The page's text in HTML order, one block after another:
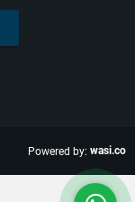
Powered by: wasi.co